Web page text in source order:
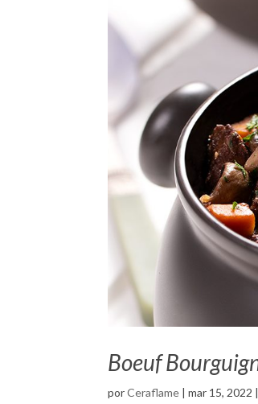
Boeuf
porCeraflame |mar 15, 2022 |